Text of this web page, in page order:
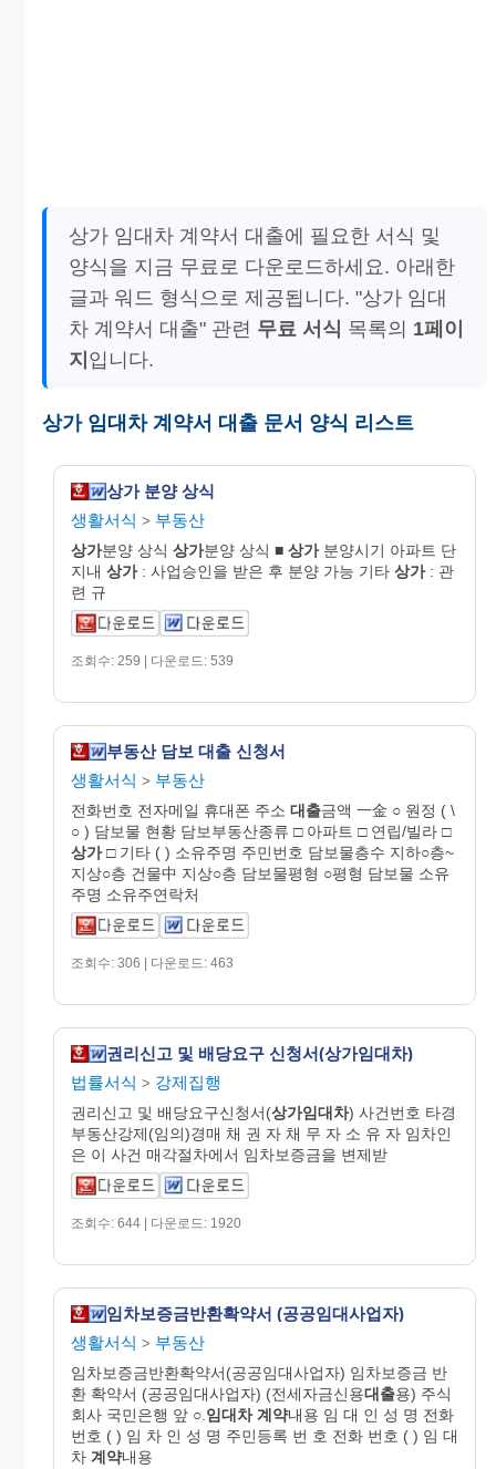
상가 임대차 계약서 대출에 필요한 서식 및
양식을 지금 무료로 다운로드하세요. 아래한
글과 워드 형식으로 제공됩니다. "상가 임대
차 계약서 대출" 관련 무료 서식 목록의 1페이
지 입니다.
상가 임대차 계약서 대출 문서 양식 리스트
상가 분양 상식
생활서식 > 부동산
상가분양 상식 상가분양 상식 ■ 상가분양시기 아파트 단
지내 상가: 사업승인을 받은 후 분양 가능 기타 상가: 관
련 규
조회수: 259 | 다운로드: 539
부동산 담보 대출 신청서
생활서식 > 부동산
전화번호 전자메일 휴대폰 주소 대출금액 一金 ○ 원정 ( \
○ ) 담보물 현황 담보부동산종류 □ 아파트 □ 연립/빌라 □
상가□ 기타 ( ) 소유주명 주민번호 담보물층수 지하○층~
지상○층 건물中 지상○층 담보물평형 ○평형 담보물 소유
주명 소유주연락처
조회수: 306 | 다운로드: 463
권리신고 및 배당요구 신청서(상가임대차)
법률서식 > 강제집행
권리신고 및 배당요구신청서(상가임대차) 사건번호 타경
부동산강제(임의)경매 채 권 자 채 무 자 소 유 자 임차인
은 이 사건 매각절차에서 임차보증금을 변제받
조회수: 644 | 다운로드: 1920
임차보증금반환확약서 (공공임대사업자)
생활서식 > 부동산
임차보증금반환확약서(공공임대사업자) 임차보증금 반
환 확약서 (공공임대사업자) (전세자금신용대출용) 주식
회사 국민은행 앞 ○. 임대차 계약내용 임 대 인 성 명 전화
번호 ( ) 임 차 인 성 명 주민등록 번 호 전화 번호 ( ) 임 대
차 계약내용